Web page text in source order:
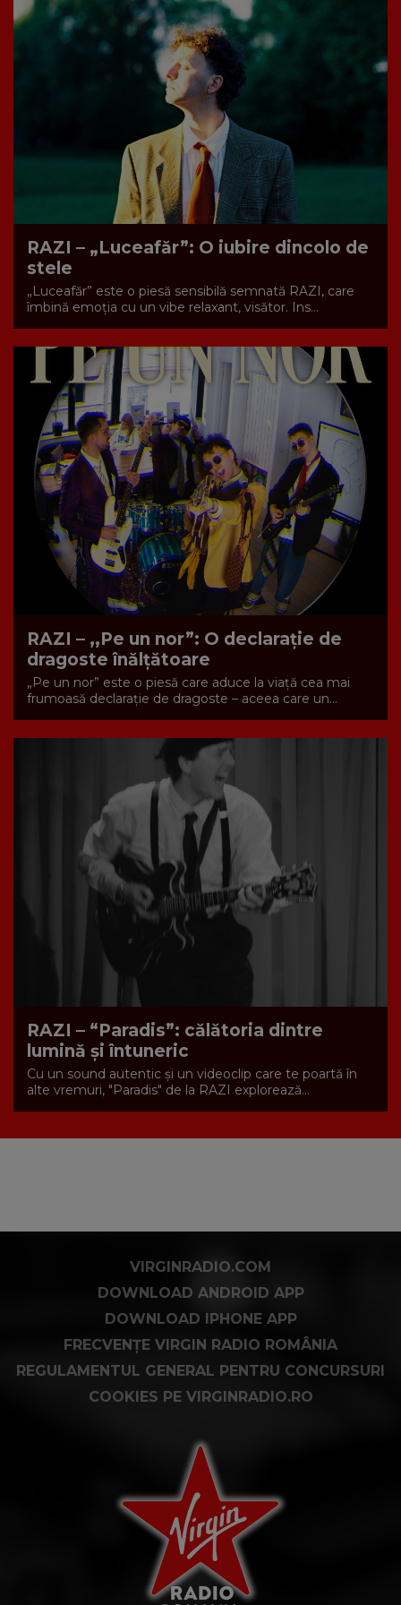
RAZI – „Luceafăr”: O iubire dincolo de
stele
„Luceafăr” este o piesă sensibilă semnată RAZI, care
îmbină emoția cu un vibe relaxant, visător. Ins...
RAZI – ,,Pe un nor”: O declarație de
dragoste înălțătoare
„Pe un nor” este o piesă care aduce la viață cea mai
frumoasă declarație de dragoste – aceea care un...
RAZI – “Paradis”: călătoria dintre
lumină și întuneric
Cu un sound autentic și un videoclip care te poartă în
alte vremuri, "Paradis" de la RAZI explorează...
VIRGINRADIO.COM
DOWNLOAD ANDROID APP
DOWNLOAD IPHONE APP
FRECVENȚE VIRGIN RADIO ROMÂNIA
REGULAMENTUL GENERAL PENTRU CONCURSURI
COOKIES PE VIRGINRADIO.RO